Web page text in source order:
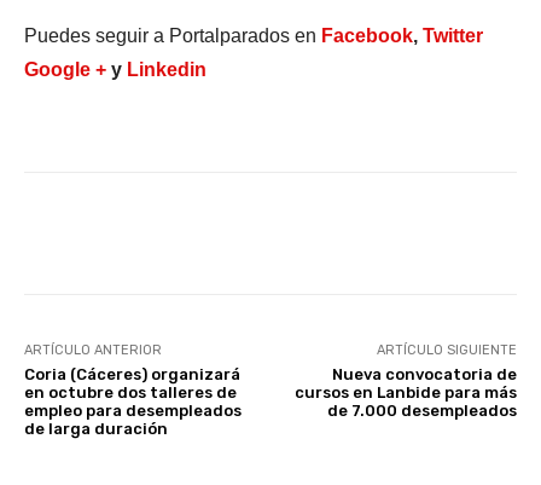
Puedes seguir a Portalparados en Facebook, Twitter
Google + y Linkedin
ARTÍCULO ANTERIOR
Coria (Cáceres) organizará
en octubre dos talleres de
empleo para desempleados
de larga duración
ARTÍCULO SIGUIENTE
Nueva convocatoria de
cursos en Lanbide para más
de 7.000 desempleados